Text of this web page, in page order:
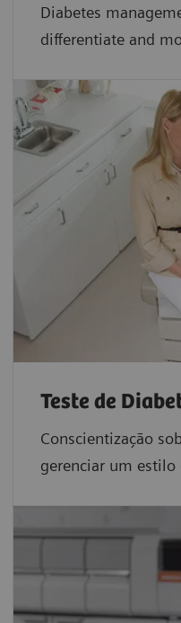
Diabetes
differentiate and
Teste de
Conscientização
gerenciar um estilo